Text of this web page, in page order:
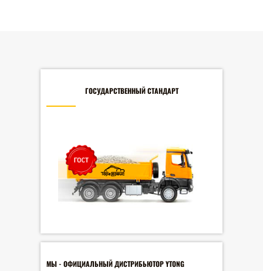
ГОСУДАРСТВЕННЫЙ СТАНДАРТ
МЫ - ОФИЦИАЛЬНЫЙ ДИСТРИБЬЮТОР YTONG